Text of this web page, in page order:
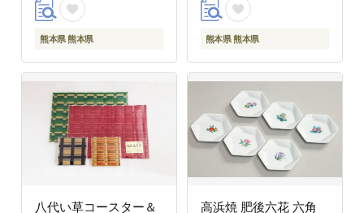
熊本県 熊本県 熊本県 熊本県
八代い草コースター＆
高浜焼 肥後六花 六角